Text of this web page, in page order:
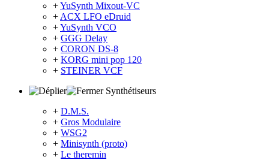
+YuSynth Mixout-VC
+ ACX LFO eDruid
+YuSynth VCO
+ GGG Delay
+ CORON DS-8
+ KORG mini pop 120
+ STEINER VCF
Synthétiseurs
+ D.M.S.
+ Gros Modulaire
+ WSG2
+ Minisynth (proto)
+ Le theremin